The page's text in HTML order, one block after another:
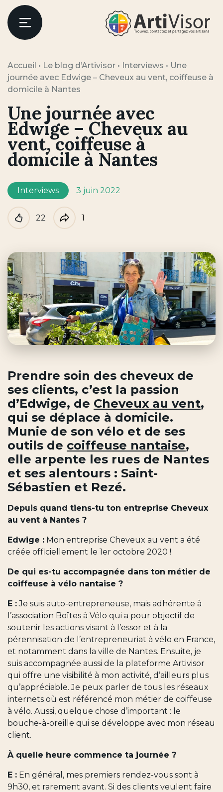
Accueil • Le blog d’Artivisor • Interviews • Une
journée avec Edwige – Cheveux au vent, coiffeuse à
domicile à Nantes
Une journée avec
Edwige – Cheveux au
vent, coiffeuse à
domicile à Nantes
Interviews 3 juin 2022
Like
22
Partager
1
Prendre soin des cheveux de
ses clients, c’est la passion
d’Edwige, de Cheveux au vent,
qui se déplace à domicile.
Munie de son vélo et de ses
outils de coiffeuse nantaise,
elle arpente les rues de Nantes
et ses alentours : Saint-
Sébastien et Rezé.
Depuis quand tiens-tu ton entreprise Cheveux
au vent à Nantes ?
Edwige : Mon entreprise Cheveux au vent a été
créée officiellement le 1er octobre 2020 !
De qui es-tu accompagnée dans ton métier de
coiffeuse à vélo nantaise ?
E :Je suis auto-entrepreneuse, mais adhérente à
l’association Boîtes à Vélo qui a pour objectif de
soutenir les actions visant à l’essor et à la
pérennisation de l’entrepreneuriat à vélo en France,
et notamment dans la ville de Nantes. Ensuite, je
suis accompagnée aussi de la plateforme Artivisor
qui offre une visibilité à mon activité, d’ailleurs plus
qu’appréciable. Je peux parler de tous les réseaux
internets où est référencé mon métier de coiffeuse
à vélo. Aussi, quelque chose d’important : le
bouche-à-oreille qui se développe avec mon réseau
client.
À quelle heure commence ta journée ?
E : En général, mes premiers rendez-vous sont à
9h30, et rarement avant. Si des clients veulent faire